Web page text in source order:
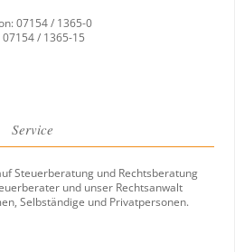
07154 / 1365-0
07154 / 1365-15
Service
Steuerberatung und Rechtsberatung
und unser Rechtsanwalt
Selbständige und Privatpersonen.